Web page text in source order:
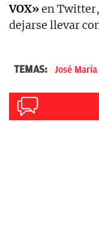
VOX»en Twitter,
dejarse llevar
TEMAS: José